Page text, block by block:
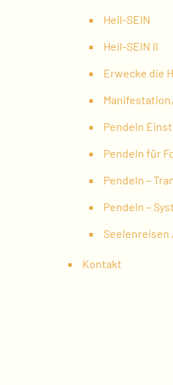
Heil-SEIN
Heil-SEIN II
Erwecke die
Pendeln
Pendeln für
Pendeln –
Pendeln –
Seelenreisen
Kontakt